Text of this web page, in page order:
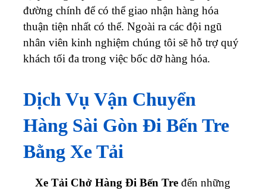
đường chính để có thể giao nhận hàng hóa
thuận tiện nhất có thể. Ngoài ra các đội ngũ
nhân viên kinh nghiệm chúng tôi sẽ hỗ trợ quý
khách tối đa trong việc bốc dỡ hàng hóa.
Dịch Vụ Vận Chuyển
Hàng Sài Gòn Đi Bến Tre
Bằng Xe Tải
Xe Tải Chở Hàng Đi Bến Tre đến những